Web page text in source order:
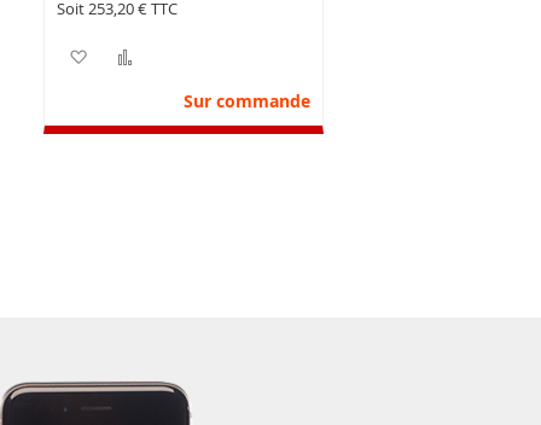
253,20 €
Ajouter à ma liste d’envie
Sur commande